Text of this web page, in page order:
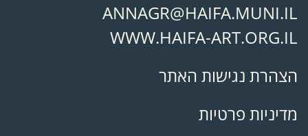
ANNAGR@HAIFA.MUNI.IL
WWW.HAIFA-ART.ORG.IL
הצהרת נגישות האתר
מדיניות פרטיות